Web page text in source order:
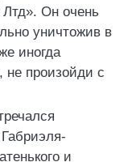
Лтд». Он очень
уничтожив в
иногда
не произойди с
и